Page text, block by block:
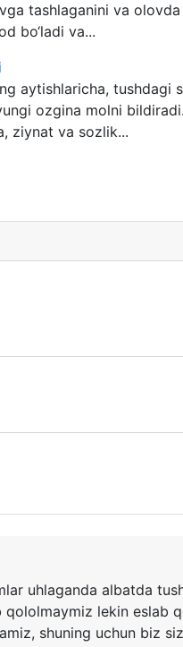
tashlaganini va
bo‘ladi va...
aytishlaricha, tushdagi
ozgina molni
ziynat va sozlik...
uhlaganda albatda
qololmaymiz lekin eslab
shuning uchun biz